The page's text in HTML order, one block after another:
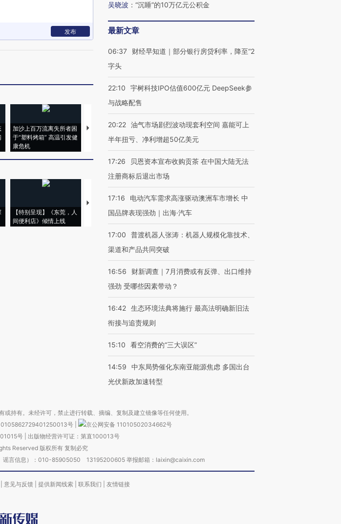
发布
加沙上百万流离失所者困
于“塑料烤箱” 高温引发健
康危机
视线｜HYROX的吸金
术：是什么让中产们甘
马航飞行员跨国走私7万
粒摇头丸 尿检体内含3种
视线｜被称为“蟑螂”的印
【特别呈现】《东莞，人
间便利店》倾情上线
【推广】走进第四届链博
会，让数智科技“链”接产
【特别呈现】寻找100种
【商旅对话】华住集团
吴晓波 ： “沉睡”的10万亿元公积金
最新文章
06:37
财经早知道｜部分银行房贷利率，降至“2
字头
22:10
宇树科技IPO估值600亿元 DeepSeek参
与战略配售
20:22 油气市场剧烈波动现套利空间 嘉能可上
半年扭亏、净利增超50亿美元
17:26
贝恩资本宣布收购贡茶 在中国大陆无法
注册商标后退出市场
17:16
电动汽车需求高涨驱动澳洲车市增长 中
国品牌表现强劲｜出海·汽车
17:00
普渡机器人张涛：机器人规模化靠技术、
渠道和产品共同突破
16:56
财新调查｜7月消费或有反弹、出口维持
强劲 受哪些因素带动？
16:42 生态环境法典将施行 最高法明确新旧法
衔接与追责规则
15:10 看空消费的“三大误区”
14:59
中东局势催化东南亚能源焦虑 多国出台
光伏新政加速转型
持有。未经许可，禁止进行转载、摘编、复制及建立镜像等任何使用。
号
京公网安备 11010502034662号
号| 出版物经营许可证：第直100013号
Reserved 版权所有 复制必究
谣言信息）：010-85905050 13195200605 举报邮箱：laixin@caixin.com
意见与反馈 提供新闻线索 联系我们 友情链接